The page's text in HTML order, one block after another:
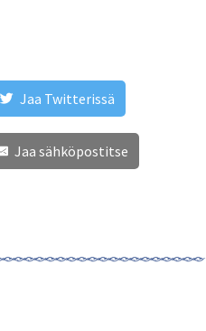
Jaa Twitterissä
Jaa sähköpostitse